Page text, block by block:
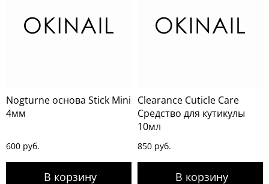
Nogturne основа Stick Mini
4мм
600 руб.
Clearance Cuticle Care
Средство для кутикулы
10мл
850 руб.